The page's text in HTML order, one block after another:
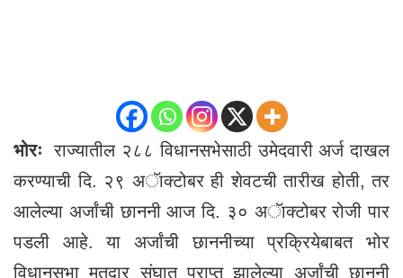
भोरः राज्यातील २८८ विधानसभेसाठी उमेदवारी अर्ज दाखल
करण्याची दि. २९ अॅाक्टोबर ही शेवटची तारीख होती, तर
आलेल्या अर्जांची छाननी आज दि. ३० अॅाक्टोबर रोजी पार
पडली आहे. या अर्जांची छाननीच्या प्रक्रियेबाबत भोर
विधानसभा मतदार संघात प्राप्त झालेल्या अर्जांची छाननी